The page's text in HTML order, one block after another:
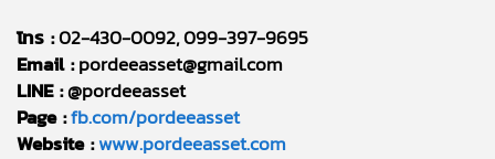
โทร :02-430-0092, 099-397-9695
Email :pordeeasset@gmail.com
LINE :@pordeeasset
Page :fb.com/pordeeasset
Website :www.pordeeasset.com